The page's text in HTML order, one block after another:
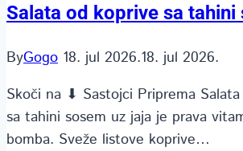
Salata od koprive sa tahini
ByGogo 18. jul 2026.18. jul 2026.
Skoči na ⬇ Sastojci Priprema
sa tahini sosem uz jaja je prava
bomba. Sveže listove koprive…